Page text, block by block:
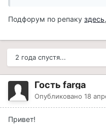
Подфорум по репаку здесь
2 года спустя...
Гость farga
Опубликовано 18
Привет!